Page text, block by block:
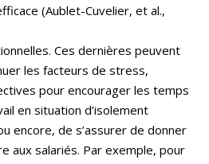
(Aublet-Cuvelier, et al.,
Ces dernières peuvent
les facteurs de stress,
pour encourager les temps
en situation d’isolement
encore, de s’assurer de donner
aux salariés. Par exemple, pour